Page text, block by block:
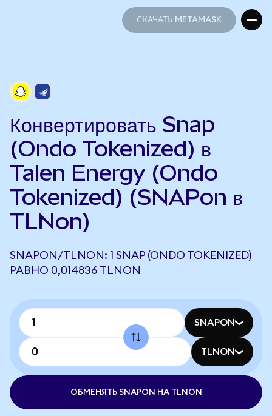
СКАЧАТЬ METAMASK
Конвертировать Snap
(Ondo Tokenized) в
Talen Energy (Ondo
Tokenized) (SNAPon в
TLNon)
SNAPON/TLNON: 1 SNAP (ONDO TOKENIZED)
РАВНО 0,014836 TLNON
SNAPON
TLNON
ОБМЕНЯТЬ SNAPON НА TLNON